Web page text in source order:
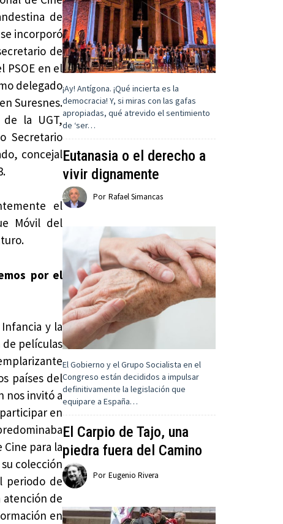
de
incorporó
de
PSOE en el
delegado
Suresnes.
la UGT,
Secretario
concejal
el
Móvil del
por el
y la
películas
países del
nos invitó a
en
para la
colección
periodo de
de
en
¡Ay! Antígona. ¡Qué incierta es la
democracia! Y, si miras con las gafas
apropiadas, qué atrevido el sentimiento
de ‘ser…
Eutanasia o el derecho a
vivir dignamente
Por Rafael Simancas
El Gobierno y el Grupo Socialista en el
Congreso están decididos a impulsar
definitivamente la legislación que
equipare a España…
El Carpio de Tajo, una
piedra fuera del Camino
Por Eugenio Rivera